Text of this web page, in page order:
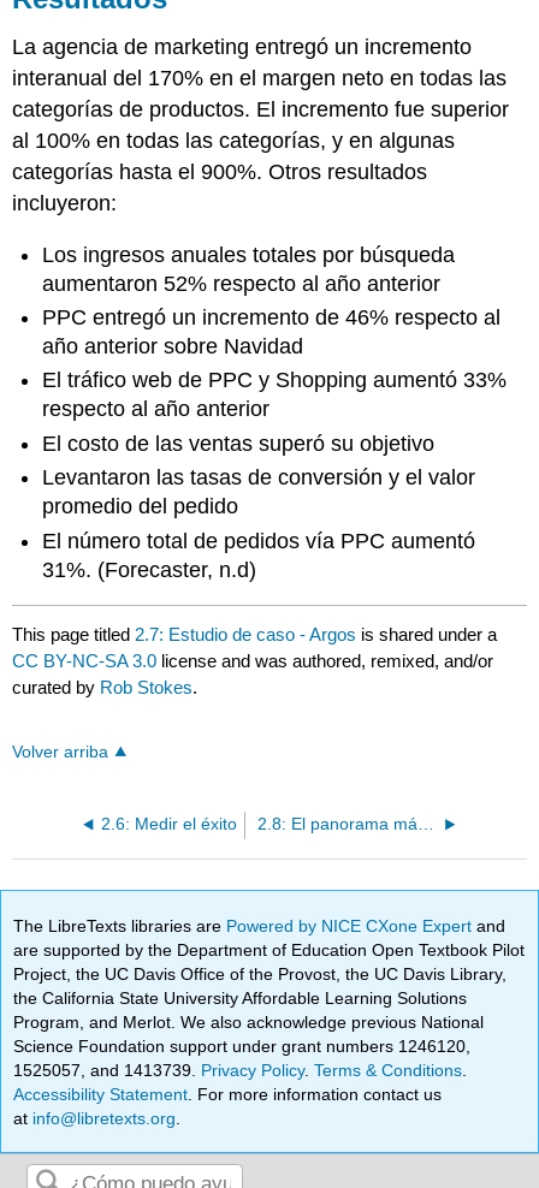
La agencia de marketing entregó un incremento
interanual del 170% en el margen neto en todas las
categorías de productos. El incremento fue superior
al 100% en todas las categorías, y en algunas
categorías hasta el 900%. Otros resultados
incluyeron:
Los ingresos anuales totales por búsqueda
aumentaron 52% respecto al año anterior
PPC entregó un incremento de 46% respecto al
año anterior sobre Navidad
El tráfico web de PPC y Shopping aumentó 33%
respecto al año anterior
El costo de las ventas superó su objetivo
Levantaron las tasas de conversión y el valor
promedio del pedido
El número total de pedidos vía PPC aumentó
31%. (Forecaster, n.d)
This page titled 2.7: Estudio de caso - Argos is shared under a
CC BY-NC-SA 3.0 license and was authored, remixed, and/or
curated by Rob Stokes.
Volver arriba
2.6: Medir el éxito 2.8: El panorama más amplio
The LibreTexts libraries are Powered by NICE CXone Expertand
are supported by the Department of Education Open Textbook Pilot
Project, the UC Davis Office of the Provost, the UC Davis Library,
the California State University Affordable Learning Solutions
Program, and Merlot. We also acknowledge previous National
Science Foundation support under grant numbers 1246120,
1525057, and 1413739. Privacy Policy.Terms & Conditions
Accessibility Statement . For more information contact us
at info@libretexts.org